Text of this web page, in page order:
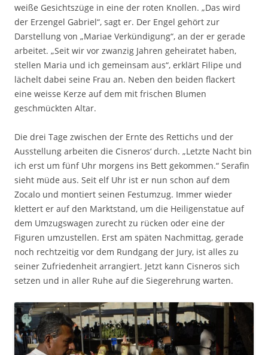
weiße Gesichtszüge in eine der roten Knollen. „Das wird
der Erzengel Gabriel“, sagt er. Der Engel gehört zur
Darstellung von „Mariae Verkündigung“, an der er gerade
arbeitet. „Seit wir vor zwanzig Jahren geheiratet haben,
stellen Maria und ich gemeinsam aus“, erklärt Filipe und
lächelt dabei seine Frau an. Neben den beiden flackert
eine weisse Kerze auf dem mit frischen Blumen
geschmückten Altar.
Die drei Tage zwischen der Ernte des Rettichs und der
Ausstellung arbeiten die Cisneros‘ durch. „Letzte Nacht bin
ich erst um fünf Uhr morgens ins Bett gekommen.“ Serafin
sieht müde aus. Seit elf Uhr ist er nun schon auf dem
Zocalo und montiert seinen Festumzug. Immer wieder
klettert er auf den Marktstand, um die Heiligenstatue auf
dem Umzugswagen zurecht zu rücken oder eine der
Figuren umzustellen. Erst am späten Nachmittag, gerade
noch rechtzeitig vor dem Rundgang der Jury, ist alles zu
seiner Zufriedenheit arrangiert. Jetzt kann Cisneros sich
setzen und in aller Ruhe auf die Siegerehrung warten.